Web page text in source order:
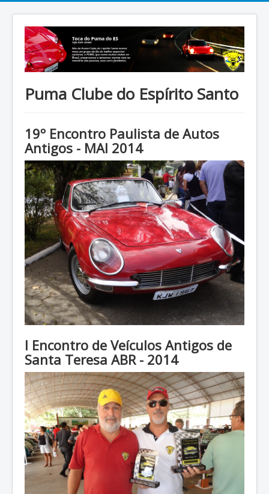
Puma Clube do Espírito Santo
19º Encontro Paulista de Autos
Antigos - MAI 2014
I Encontro de Veículos Antigos de
Santa Teresa ABR - 2014